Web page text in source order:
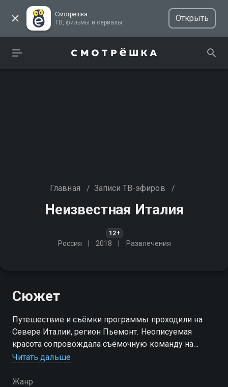
Смотрёшка
ТВ, фильмы и сериалы
Открыть
Главная / Записи ТВ-эфиров /
Неизвестная Италия
12+
Россия 2018 Развлечения
Сюжет
Путешествие и съёмки программы проходили на
Севере Италии, регион Пьемонт. Неописуемая
красота сопровождала съёмочную команду на
каждом шагу
Читать дальше
Жанр